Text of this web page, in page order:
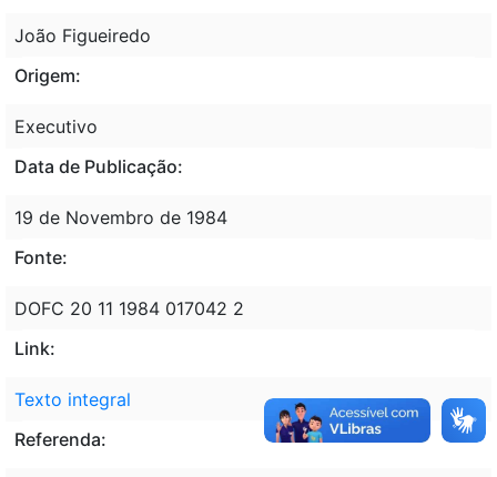
João Figueiredo
Origem:
Executivo
Data de Publicação:
19 de Novembro de 1984
Fonte:
DOFC 20 11 1984 017042 2
Link:
Texto integral
Referenda: